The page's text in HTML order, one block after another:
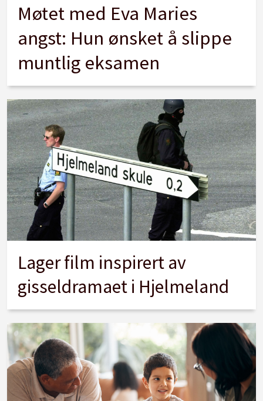
Møtet med Eva Maries
angst: Hun ønsket å slippe
muntlig eksamen
Lager film inspirert av
gisseldramaet i Hjelmeland